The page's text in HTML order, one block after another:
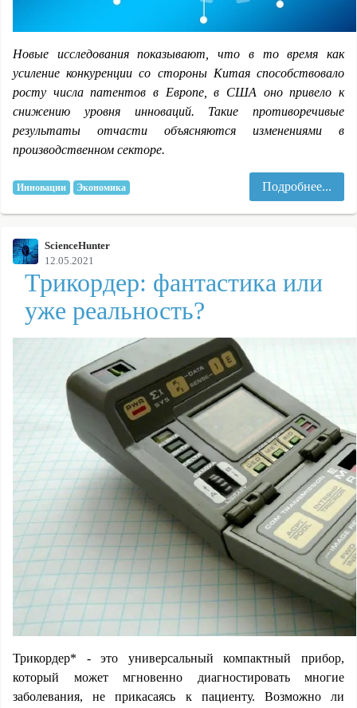
Новые исследования показывают, что в то время как
усиление конкуренции со стороны Китая способствовало
росту числа патентов в Европе, в США оно привело к
снижению уровня инноваций. Такие противоречивые
результаты отчасти объясняются изменениями в
производственном секторе.
Инновации Экономика Подробнее...
ScienceHunter
12.05.2021
Трикордер: фантастика или
уже реальность?
Трикордер* - это универсальный компактный прибор,
который может мгновенно диагностировать многие
заболевания, не прикасаясь к пациенту. Возможно ли